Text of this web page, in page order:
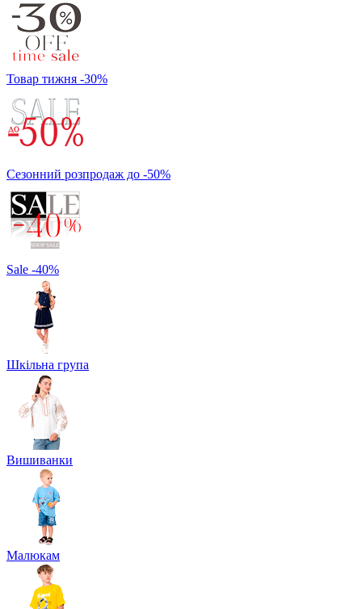
Товар тижня -30%
Сезонний розпродаж до -50%
Sale -40%
Шкільна група
Вишиванки
Малюкам